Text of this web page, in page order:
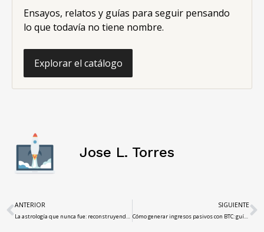
Ensayos, relatos y guías para seguir pensando
lo que todavía no tiene nombre.
Explorar el catálogo
Jose L. Torres
ANTERIOR
La astrología que nunca fue: reconstruyendo el zodíaco caldeo perdido
SIGUIENTE
Cómo generar ingresos pasivos con BTC: guía para principiantes